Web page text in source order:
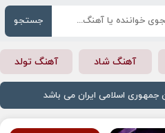
جستجو
آهنگ شاد آهنگ تولد
اسلامی ایران می باشد